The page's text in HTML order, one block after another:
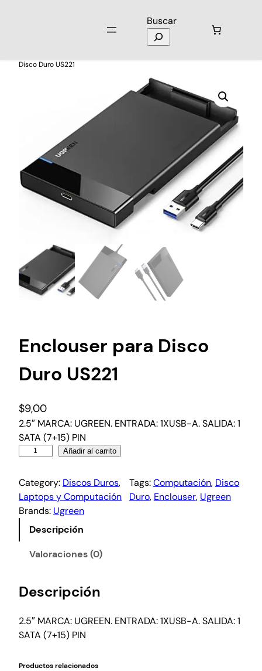
Buscar
Disco Duro US221
Enclouser para Disco
Duro US221
$9,00
2.5″ MARCA: UGREEN. ENTRADA: 1XUSB-A. SALIDA: 1
SATA (7+15) PIN
Añadir al carrito
Category: Discos Duros
Laptops y Computación
Tags:Computación, Disco
Duro, Enclouser, Ugreen
Brands: Ugreen
Descripción
Valoraciones (0)
Descripción
2.5″ MARCA: UGREEN. ENTRADA: 1XUSB-A. SALIDA: 1
SATA (7+15) PIN
Productos relacionados